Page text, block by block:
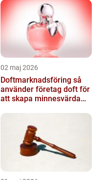
02 maj 2026
Doftmarknadsföring så
använder företag doft för
att skapa minnesvärda